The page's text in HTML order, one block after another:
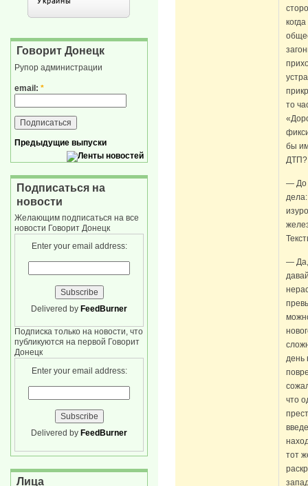
то
бы
ДТП?
— До
— Да,
день
что
тот
Говорит Донецк
Рупор администрации
email: *
Предыдущие выпуски
Подписаться на
новости
Желающим подписаться на все
новости Говорит Донецк
Enter your email address:
Delivered by FeedBurner
Подписка только на новости, что
публикуются на первой Говорит
Донецк
Enter your email address:
Delivered by FeedBurner
Лица